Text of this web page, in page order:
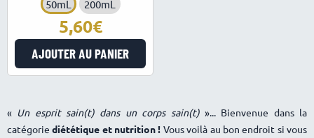
50mL 200mL
5,60
AJOUTER AU PANIER
« Un esprit sain(t) dans un corps sain(t)»... Bienvenue dans la
catégoriediététique et nutrition ! Vous voilà au bon endroit si vous